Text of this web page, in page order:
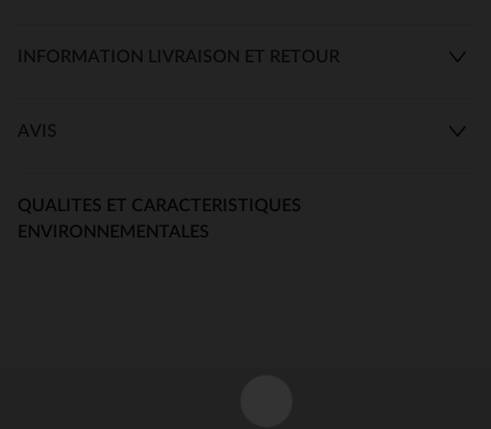
INFORMATION LIVRAISON ET RETOUR
AVIS
QUALITES ET CARACTERISTIQUES
ENVIRONNEMENTALES